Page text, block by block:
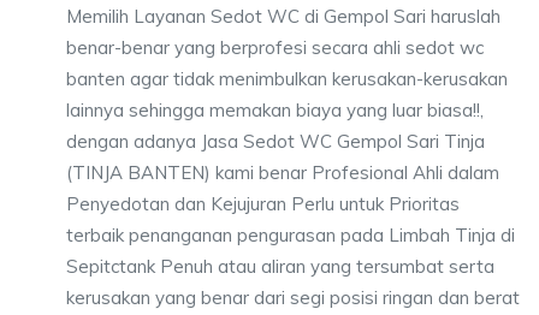
Memilih Layanan Sedot WC di Gempol Sari haruslah
benar-benar yang berprofesi secara ahli sedot wc
banten agar tidak menimbulkan kerusakan-kerusakan
lainnya sehingga memakan biaya yang luar biasa!!,
dengan adanya Jasa Sedot WC Gempol Sari Tinja
(TINJA BANTEN) kami benar Profesional Ahli dalam
Penyedotan dan Kejujuran Perlu untuk Prioritas
terbaik penanganan pengurasan pada Limbah Tinja di
Sepitctank Penuh atau aliran yang tersumbat serta
kerusakan yang benar dari segi posisi ringan dan berat